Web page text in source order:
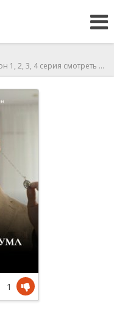
смотреть онлайн (сериал 2025)
1